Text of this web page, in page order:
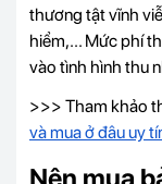
thương tật vĩnh
hiểm,... Mức phí
vào tình hình thu
>>> Tham khảo
và mua ở đâu uy